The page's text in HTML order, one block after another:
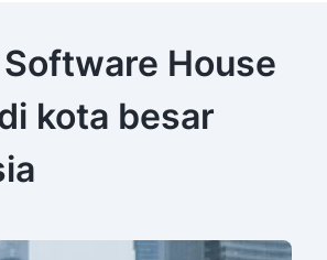
House
kota besar